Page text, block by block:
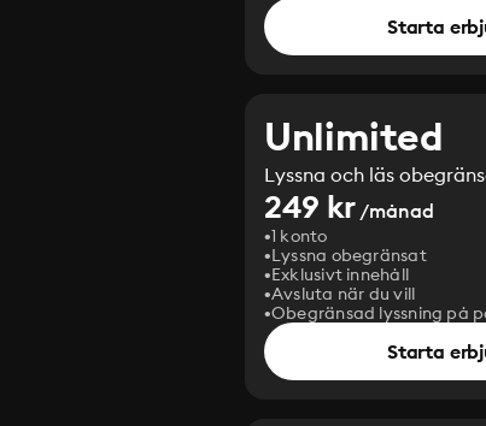
Starta
Unlimited
Lyssna och läs
249 kr/månad
1 konto
Lyssna obegränsat
Exklusivt innehåll
Avsluta när du vill
Obegränsad lyssning på
Starta